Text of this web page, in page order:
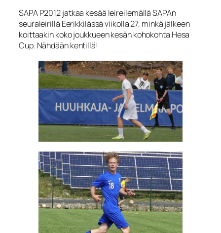
SAPA P2012 jatkaa kesää leireilemällä SAPAn
seuraleirillä Eerikkilässä viikolla 27, minkä jälkeen
koittaakin koko joukkueen kesän kohokohta Hesa
Cup. Nähdään kentillä!